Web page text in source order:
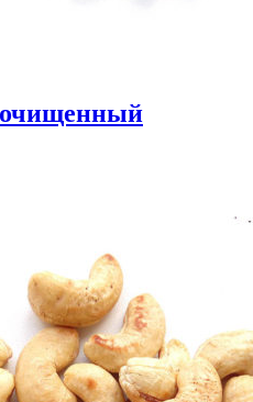
очищенный